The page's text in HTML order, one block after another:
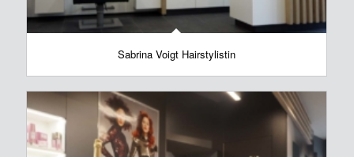
Sabrina Voigt Hairstylistin